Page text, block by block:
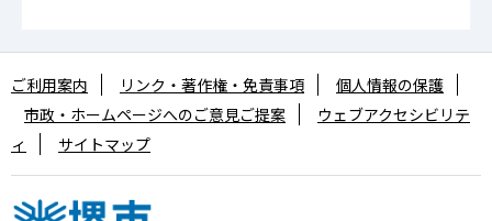
ご利用案内 リンク・著作権・免責事項
個人情報の保護
市政・ホームページへのご意見ご提案
ウェブアクセシビリテ
ィ
サイトマップ